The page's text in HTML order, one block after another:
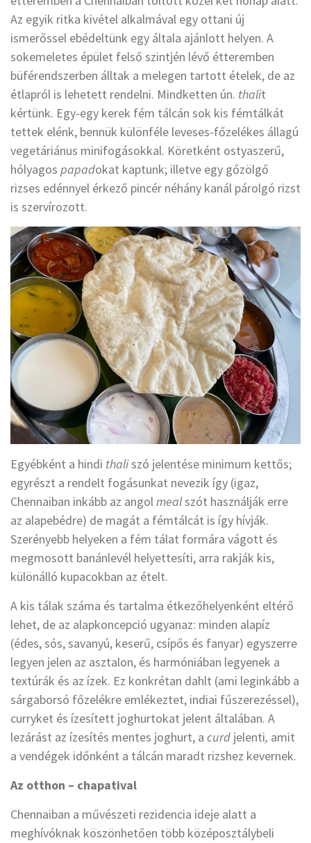
Az egyik ritka kivétel alkalmával egy ottani új
ismerőssel ebédeltünk egy általa ajánlott helyen. A
sokemeletes épület felső szintjén lévő étteremben
büférendszerben álltak a melegen tartott ételek, de az
étlapról is lehetett rendelni. Mindketten ún. thalit
kértünk. Egy-egy kerek fém tálcán sok kis fémtálkát
tettek elénk, bennük különféle leveses-főzelékes állagú
vegetáriánus minifogásokkal. Köretként ostyaszerű,
hólyagos papadokat kaptunk; illetve egy gőzölgő
rizses edénnyel érkező pincér néhány kanál párolgó rizst
is szervírozott.
Egyébként a hindi thaliszó jelentése minimum kettős;
egyrészt a rendelt fogásunkat nevezik így (igaz,
Chennaiban inkább az angolmealszót használják erre
az alapebédre) de magát a fémtálcát is így hívják.
Szerényebb helyeken a fém tálat formára vágott és
megmosott banánlevél helyettesíti, arra rakják kis,
különálló kupacokban az ételt.
A kis tálak száma és tartalma étkezőhelyenként eltérő
lehet, de az alapkoncepció ugyanaz: minden alapíz
(édes, sós, savanyú, keserű, csípős és fanyar) egyszerre
legyen jelen az asztalon, és harmóniában legyenek a
textúrák és az ízek. Ez konkrétan dahlt (ami leginkább a
sárgaborsó főzelékre emlékeztet, indiai fűszerezéssel),
curryket és ízesített joghurtokat jelent általában. A
lezárást az ízesítés mentes joghurt, a curd jelenti, amit
a vendégek időnként a tálcán maradt rizshez kevernek.
Az otthon – chapatival
Chennaiban a művészeti rezidencia ideje alatt a
meghívóknak köszönhetően több középosztálybeli